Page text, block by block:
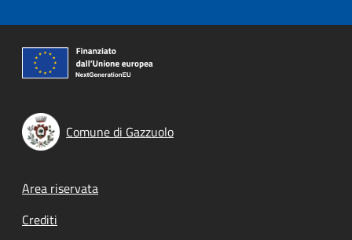
Comune di Gazzuolo
Footer menu
Area riservata
Crediti